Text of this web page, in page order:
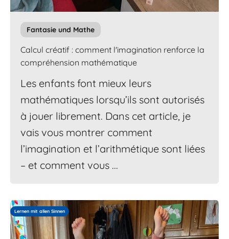
Fantasie und Mathe
Calcul créatif : comment l'imagination renforce la
compréhension mathématique
Les enfants font mieux leurs
mathématiques lorsqu’ils sont autorisés
à jouer librement. Dans cet article, je
vais vous montrer comment
l’imagination et l’arithmétique sont liées
– et comment vous ...
Lernen mit allen Sinnen